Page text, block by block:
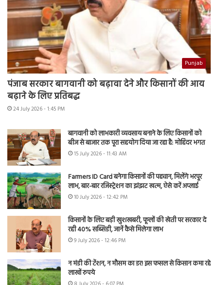
Punjab
पंजाब सरकार बागवानी को बढ़ावा देने और किसानों की आय
बढ़ाने के लिए प्रतिबद्ध
24 July 2026 - 1:45 PM
बागवानी को लाभकारी व्यवसाय बनाने के लिए किसानों को
बीज से बाजार तक पूरा सहयोग दिया जा रहा है: मोहिंदर भगत
15 July 2026 - 11:43 AM
Farmers ID Card बनेगा किसानों की पहचान, मिलेंगे भरपूर
लाभ, बार-बार रजिस्ट्रेशन का झंझट खत्म, ऐसे करें अप्लाई
10 July 2026 - 12:42 PM
किसानों के लिए बड़ी खुशखबरी, फूलों की खेती पर सरकार दे
रही 40% सब्सिडी, जानें कैसे मिलेगा लाभ
9 July 2026 - 12:46 PM
न मंडी की टेंशन, न मौसम का डर! इस फसल से किसान कमा रहे
लाखों रुपये